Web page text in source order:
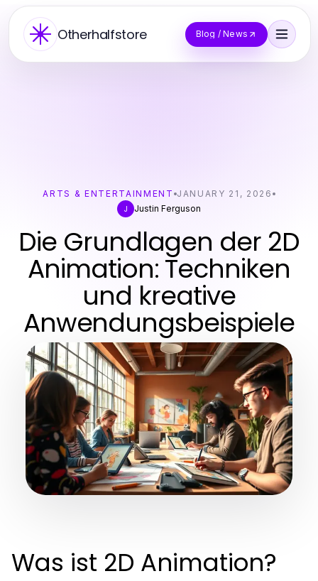
Otherhalfstore Blog / News
ARTS & ENTERTAINMENT JANUARY 21, 2026
J
Justin Ferguson
Die Grundlagen der 2D
Animation: Techniken
und kreative
Anwendungsbeispiele
Was ist 2D Animation?